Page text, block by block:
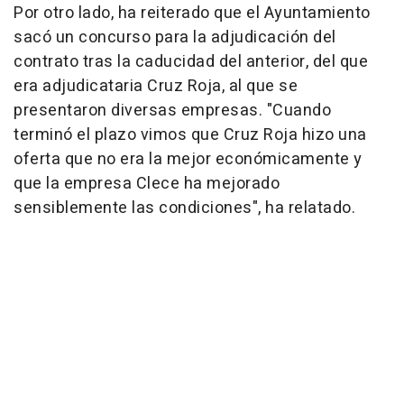
Por otro lado, ha reiterado que el Ayuntamiento
sacó un concurso para la adjudicación del
contrato tras la caducidad del anterior, del que
era adjudicataria Cruz Roja, al que se
presentaron diversas empresas. "Cuando
terminó el plazo vimos que Cruz Roja hizo una
oferta que no era la mejor económicamente y
que la empresa Clece ha mejorado
sensiblemente las condiciones", ha relatado.